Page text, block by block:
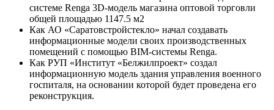
системе Renga 3D-модель магазина оптовой торговли
общей площадью 1147.5 м2
Как АО «Саратовстройстекло» начал создавать
информационные модели своих производственных
помещений с помощью BIM-системы Renga.
Как РУП «Институт «Белжилпроект» создал
информационную модель здания управления военного
госпиталя, на основании которой будет проведена его
реконструкция.